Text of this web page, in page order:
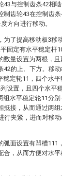
43与控制齿条42相
制齿轮43在控制齿
方向进行移动。
为了提高移动板3移
固定有水平稳定杆
数量设置为两根，
42的上、下方。移
稳定轮11，四个水
设置，且四个水平
组水平稳定轮11分
抵接，从而通过两
行夹紧，进而对移
弧面设置有凹槽111
合，从而方便对水